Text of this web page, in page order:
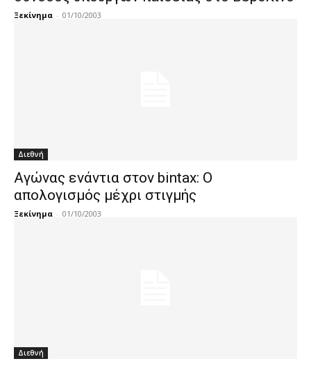
Ξεκίνημα - 01/10/2003
Διεθνή
Aγώνας ενάντια στον bintax: O
απολογισμός μέχρι στιγμής
Ξεκίνημα - 01/10/2003
Διεθνή